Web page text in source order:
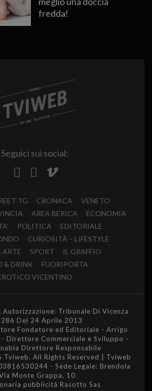
fredda!
Seguici sui social:
TG CRONACA
VENETO
AREA BERICA
ECONOMIA
POLITICA
EDITORIALE
CURIOSITÀ – LIFESTYLE
ARTE
SPORT
IL GRAFFIO
& DRINK
FUORIPORTA
VICENTINO
Tribunale Di Vicenza
Del 24 Aprile 2013
Fondatore ed Editoriale - Arrigo
Direttore Commerciale e Sviluppo -
Direttore Responsabile
All Rights Reserved | Tviweb
03816530244 - Sede Legale: Brendola
Monte Grappa, 10
pubblicità Rasotto Sas